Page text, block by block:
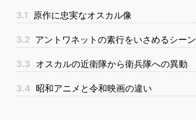
3.1 原作に忠実なオスカル像
3.2 アントワネットの素行をいさめるシーン
3.3 オスカルの近衛隊から衛兵隊への異動
3.4 昭和アニメと令和映画の違い